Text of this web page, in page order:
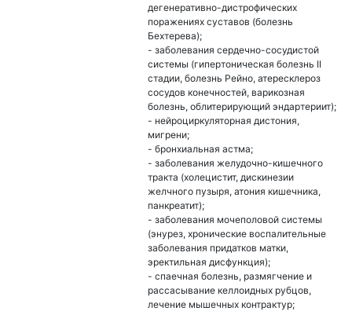
дегенеративно-дистрофических
поражениях суставов (болезнь
Бехтерева);
- заболевания сердечно-сосудистой
системы (гипертоническая болезнь II
стадии, болезнь Рейно, атересклероз
сосудов конечностей, варикозная
болезнь, облитерирующий эндартериит);
- нейроциркуляторная дистония,
мигрени;
- бронхиальная астма;
- заболевания желудочно-кишечного
тракта (холецистит, дискинезии
желчного пузыря, атония кишечника,
панкреатит);
- заболевания мочеполовой системы
(энурез, хронические воспалительные
заболевания придатков матки,
эректильная дисфункция);
- спаечная болезнь, размягчение и
рассасывание келлоидных рубцов,
лечение мышечных контрактур;